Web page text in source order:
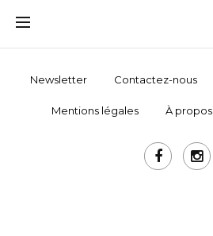
Newsletter Contactez-nous
Mentions légales À propos